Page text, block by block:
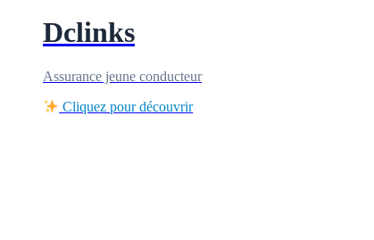
Dclinks
Assurance jeune conducteur
Cliquez pour découvrir